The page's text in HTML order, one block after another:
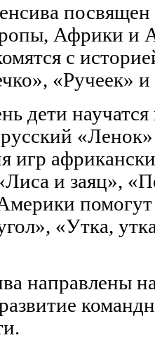
Африки и
с
«Ручеек» и
дети научатся
игр
и заяц»,
помогут
«Утка,
направлены